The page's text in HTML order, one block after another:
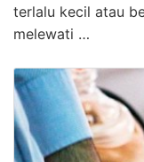
terlalu kecil atau
melewati …